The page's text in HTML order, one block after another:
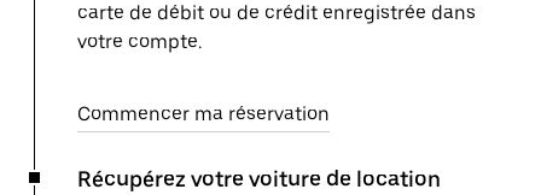
carte de débit ou de crédit enregistrée dans
votre compte.
Commencer ma réservation
Récupérez votre voiture de location